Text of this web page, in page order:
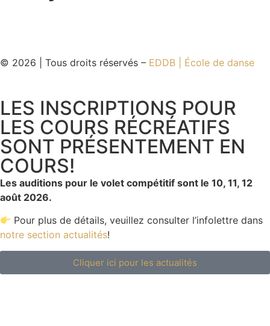
© 2026 | Tous droits réservés – EDDB | École de danse
LES INSCRIPTIONS POUR
LES COURS RÉCRÉATIFS
SONT PRÉSENTEMENT EN
COURS!
Les auditions pour le volet compétitif sont le 10, 11, 12
août 2026.
Pour plus de détails, veuillez consulter l’infolettre dans
notre section actualités!
Cliquer ici pour les actualités